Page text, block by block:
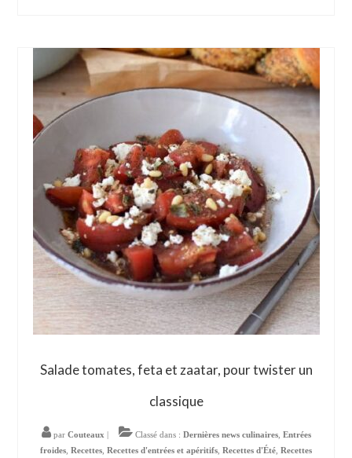
Salade tomates, feta et zaatar, pour twister un
classique
par Couteaux Classé dans : Dernières news culinaires, Entrées
froides Recettes Recettes d'entrées et apéritifs Recettes d'Été Recettes